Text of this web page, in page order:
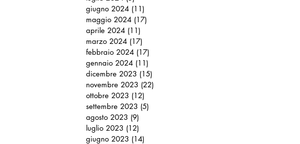
giugno 2024 (11)
maggio 2024 (17)
aprile 2024 (11)
marzo 2024 (17)
febbraio 2024 (17)
gennaio 2024 (11)
dicembre 2023 (15)
novembre 2023 (22)
ottobre 2023 (12)
settembre 2023 (5)
agosto 2023 (9)
luglio 2023 (12)
giugno 2023 (14)